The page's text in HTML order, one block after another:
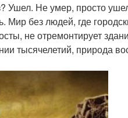
Ушел. Не умер, просто
Мир без людей, где
не отремонтирует
тысячелетий, природа